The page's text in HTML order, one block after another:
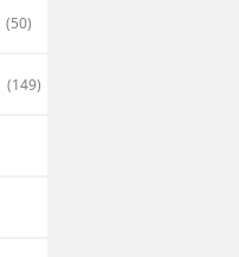
(50)
(149)